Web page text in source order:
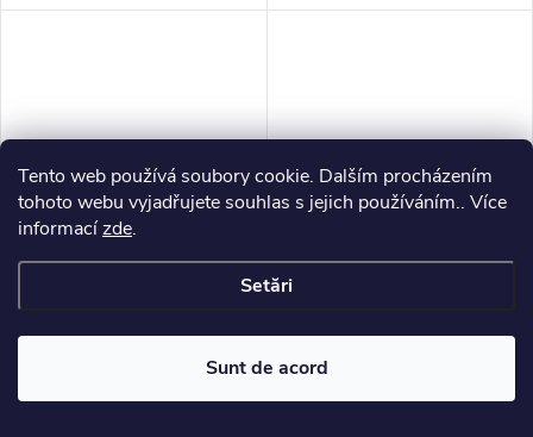
Tento web používá soubory cookie. Dalším procházením
tohoto webu vyjadřujete souhlas s jejich používáním.. Více
informacízde.
Setări
Sunt de acord
110,90 RON
Dahua Technology PFA130-E
Junction box
92,90 RON fără TVA